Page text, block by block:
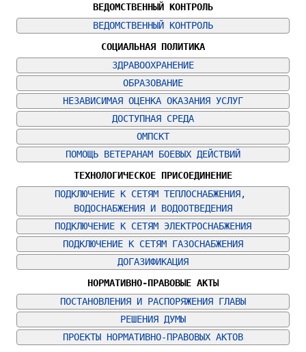
ВЕДОМСТВЕННЫЙ КОНТРОЛЬ
ВЕДОМСТВЕННЫЙ КОНТРОЛЬ
СОЦИАЛЬНАЯ ПОЛИТИКА
ЗДРАВООХРАНЕНИЕ
ОБРАЗОВАНИЕ
НЕЗАВИСИМАЯ ОЦЕНКА ОКАЗАНИЯ УСЛУГ
ДОСТУПНАЯ СРЕДА
ОМПСКТ
ПОМОЩЬ ВЕТЕРАНАМ БОЕВЫХ ДЕЙСТВИЙ
ТЕХНОЛОГИЧЕСКОЕ ПРИСОЕДИНЕНИЕ
ПОДКЛЮЧЕНИЕ К СЕТЯМ ТЕПЛОСНАБЖЕНИЯ,
ВОДОСНАБЖЕНИЯ И ВОДООТВЕДЕНИЯ
ПОДКЛЮЧЕНИЕ К СЕТЯМ ЭЛЕКТРОСНАБЖЕНИЯ
ПОДКЛЮЧЕНИЕ К СЕТЯМ ГАЗОСНАБЖЕНИЯ
ДОГАЗИФИКАЦИЯ
НОРМАТИВНО-ПРАВОВЫЕ АКТЫ
ПОСТАНОВЛЕНИЯ И РАСПОРЯЖЕНИЯ ГЛАВЫ
РЕШЕНИЯ ДУМЫ
ПРОЕКТЫ НОРМАТИВНО-ПРАВОВЫХ АКТОВ